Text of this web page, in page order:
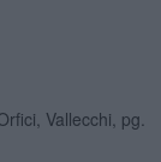
Vallecchi, pg.